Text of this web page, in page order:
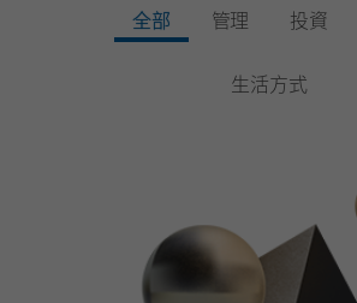
全部 管理 投資
生活方式